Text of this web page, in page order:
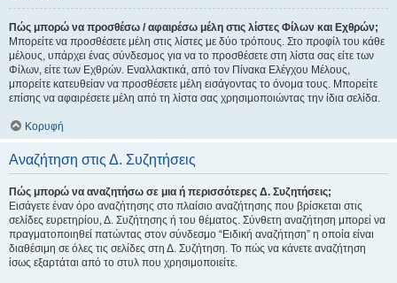
Πώς μπορώ να προσθέσω / αφαιρέσω μέλη στις λίστες Φίλων και Εχθρών;
Μπορείτε να προσθέσετε μέλη στις λίστες με δύο τρόπους. Στο προφίλ του κάθε
μέλους, υπάρχει ένας σύνδεσμος για να το προσθέσετε στη λίστα σας είτε των
Φίλων, είτε των Εχθρών. Εναλλακτικά, από τον Πίνακα Ελέγχου Μέλους,
μπορείτε κατευθείαν να προσθέσετε μέλη εισάγοντας το όνομα τους. Μπορείτε
επίσης να αφαιρέσετε μέλη από τη λίστα σας χρησιμοποιώντας την ίδια σελίδα.
Κορυφή
Αναζήτηση στις Δ. Συζητήσεις
Πώς μπορώ να αναζητήσω σε μια ή περισσότερες Δ. Συζητήσεις;
Εισάγετε έναν όρο αναζήτησης στο πλαίσιο αναζήτησης που βρίσκεται στις
σελίδες ευρετηρίου, Δ. Συζήτησης ή του θέματος. Σύνθετη αναζήτηση μπορεί να
πραγματοποιηθεί πατώντας στον σύνδεσμο “Ειδική αναζήτηση” η οποία είναι
διαθέσιμη σε όλες τις σελίδες στη Δ. Συζήτηση. Το πώς να κάνετε αναζήτηση
ίσως εξαρτάται από το στυλ που χρησιμοποιείτε.